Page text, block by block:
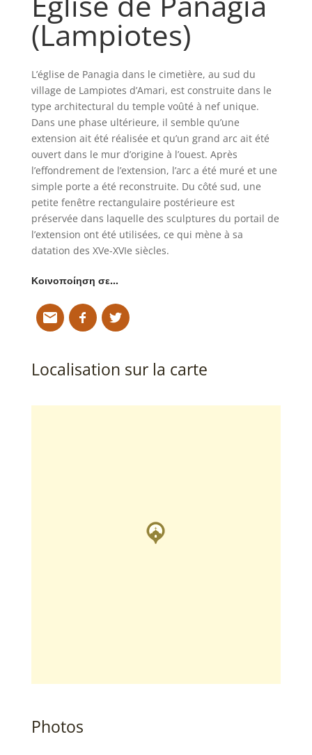
(Lampiotes)
L’église de Panagia dans le cimetière, au sud du
village de Lampiotes d’Amari, est construite dans le
type architectural du temple voûté à nef unique.
Dans une phase ultérieure, il semble qu’une
extension ait été réalisée et qu’un grand arc ait été
ouvert dans le mur d’origine à l’ouest. Après
l’effondrement de l’extension, l’arc a été muré et une
simple porte a été reconstruite. Du côté sud, une
petite fenêtre rectangulaire postérieure est
préservée dans laquelle des sculptures du portail de
l’extension ont été utilisées, ce qui mène à sa
datation des XVe-XVIe siècles.
Κοινοποίηση σε…
Localisation sur la carte
Photos